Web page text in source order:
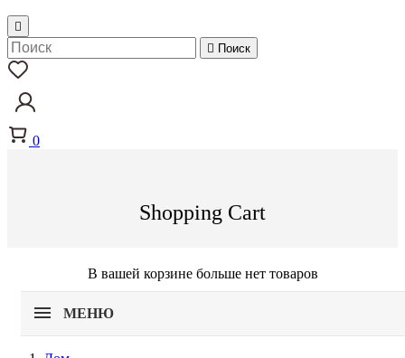

 Поиск
0
Shopping Cart
В вашей корзине больше нет товаров
МЕНЮ